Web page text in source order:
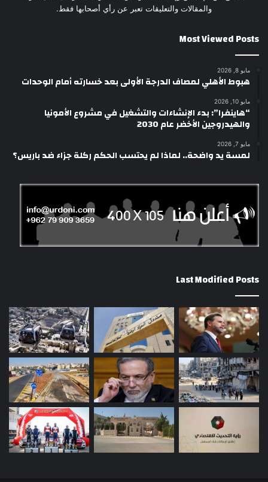
والمقالات والتعليقات تعبر عن رأي أصحابها فقط.
Most Viewed Posts
مايو 8, 2026
هبوط الأهلي لمصاف الدرجة الأولى بعد خسارته أمام الوحدات
مايو 10, 2026
“هاينفرا”: بدء الإنشاءات والتشغيل في مشروع الأمونيا
والهيدروجين الأخضر عام 2030
مايو 7, 2026
لمسة يد واضحة.. لماذا لم يحتسب الحكم ركلة جزاء ضد باريس؟
Last Modified Posts